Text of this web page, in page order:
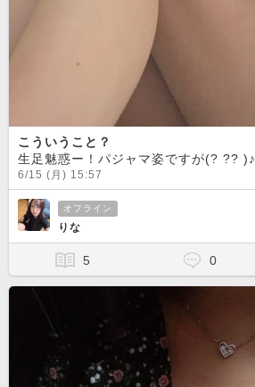
こういうこと？
生足魅惑ー！パジャマ姿ですが(? ?? )♪
6/15 (月) 15:57
オフライン
りな
5 0